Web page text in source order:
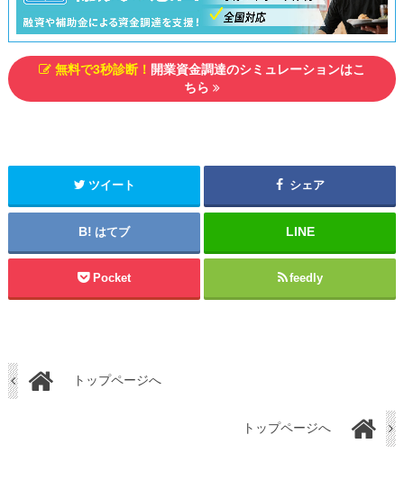
無料で3秒診断！ 開業資金調達のシミュレーションはこ
ちら
ツイート シェア
はてブ
Pocket feedly
トップページへ
トップページへ